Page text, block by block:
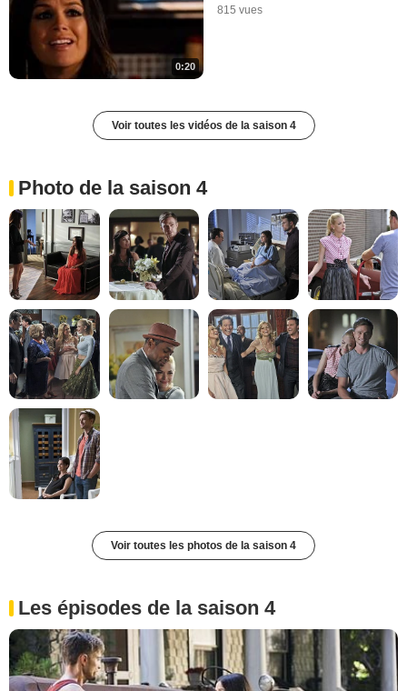
0:20
815 vues
Voir toutes les vidéos de la saison 4
Photo de la saison 4
Voir toutes les photos de la saison 4
Les épisodes de la saison 4